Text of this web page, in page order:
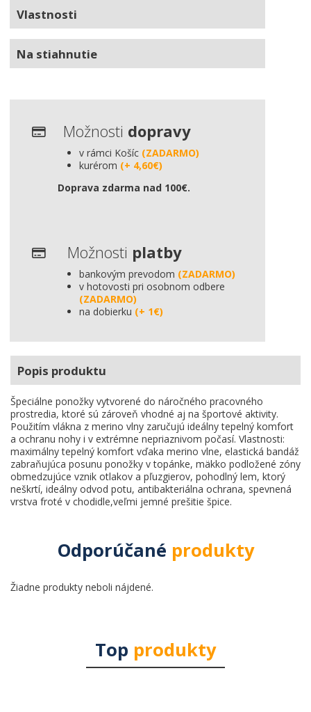
Vlastnosti
Na stiahnutie
Možnosti dopravy
v rámci Košíc (ZADARMO)
kurérom (+ 4,60€)
Doprava zdarma nad 100€.
Možnosti platby
bankovým prevodom (ZADARMO)
v hotovosti pri osobnom odbere
(ZADARMO)
na dobierku (+ 1€)
Popis produktu
Špeciálne ponožky vytvorené do náročného pracovného
prostredia, ktoré sú zároveň vhodné aj na športové aktivity.
Použitím vlákna z merino vlny zaručujú ideálny tepelný komfort
a ochranu nohy i v extrémne nepriaznivom počasí. Vlastnosti:
maximálny tepelný komfort vďaka merino vlne, elastická bandáž
zabraňujúca posunu ponožky v topánke, mäkko podložené zóny
obmedzujúce vznik otlakov a pľuzgierov, pohodlný lem, ktorý
neškrtí, ideálny odvod potu, antibakteriálna ochrana, spevnená
vrstva froté v chodidle,veľmi jemné prešitie špice.
Odporúčané produkty
Žiadne produkty neboli nájdené.
Top produkty